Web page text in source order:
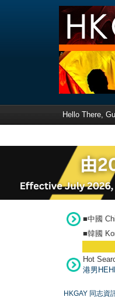
Hello There,
■中國
■韓國
Hot
港男
HKGAY 同志資